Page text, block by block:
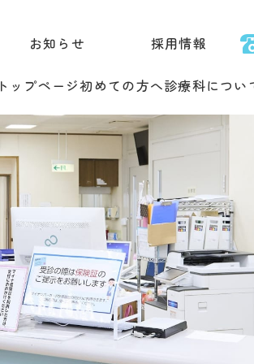
お知らせ 採用情報
トップページ初めての方へ診療科につい